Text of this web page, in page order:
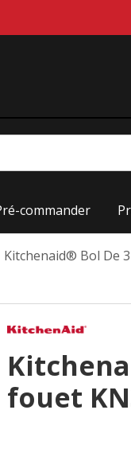
commander
Kitchenaid® Bol De
fouet